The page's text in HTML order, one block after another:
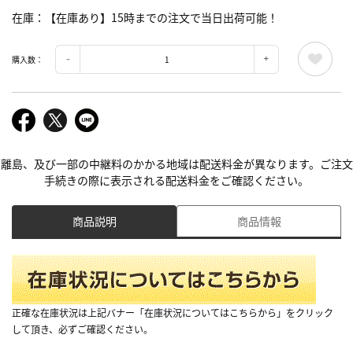
在庫 【在庫あり】15時までの注文で当日出荷可能！
購入数：
離島、及び一部の中継料のかかる地域は配送料金が異なります。ご注文
手続きの際に表示される配送料金をご確認ください。
商品説明 商品情報
正確な在庫状況は上記バナー「在庫状況についてはこちらから」をクリック
して頂き、必ずご確認ください。